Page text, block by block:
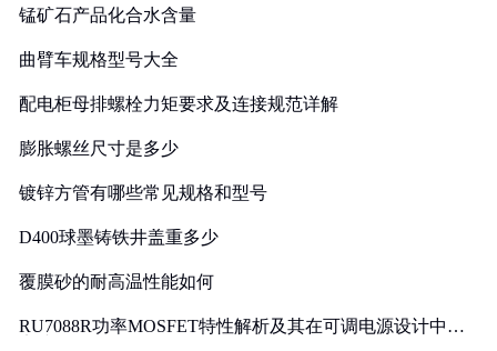
锰矿石产品化合水含量
曲臂车规格型号大全
配电柜母排螺栓力矩要求及连接规范详解
膨胀螺丝尺寸是多少
镀锌方管有哪些常见规格和型号
D400球墨铸铁井盖重多少
覆膜砂的耐高温性能如何
RU7088R功率MOSFET特性解析及其在可调电源设计中的